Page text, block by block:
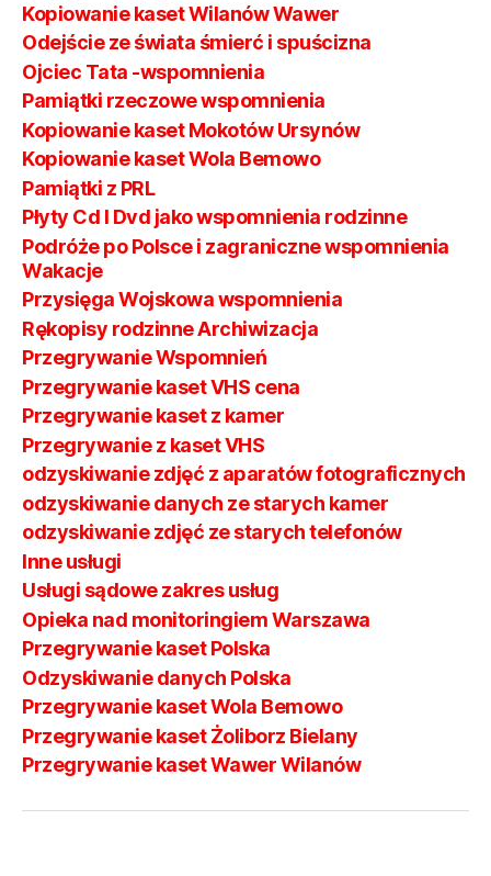
Kopiowanie kaset Wilanów Wawer
Odejście ze świata śmierć i spuścizna
Ojciec Tata -wspomnienia
Pamiątki rzeczowe wspomnienia
Kopiowanie kaset Mokotów Ursynów
Kopiowanie kaset Wola Bemowo
Pamiątki z PRL
Płyty Cd I Dvd jako wspomnienia rodzinne
Podróże po Polsce i zagraniczne wspomnienia
Wakacje
Przysięga Wojskowa wspomnienia
Rękopisy rodzinne Archiwizacja
Przegrywanie Wspomnień
Przegrywanie kaset VHS cena
Przegrywanie kaset z kamer
Przegrywanie z kaset VHS
odzyskiwanie zdjęć z aparatów fotograficznych
odzyskiwanie danych ze starych kamer
odzyskiwanie zdjęć ze starych telefonów
Inne usługi
Usługi sądowe zakres usług
Opieka nad monitoringiem Warszawa
Przegrywanie kaset Polska
Odzyskiwanie danych Polska
Przegrywanie kaset Wola Bemowo
Przegrywanie kaset Żoliborz Bielany
Przegrywanie kaset Wawer Wilanów